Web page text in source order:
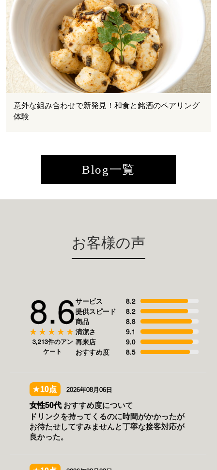
意外な組み合わせで新発見！和食と銘酒のペアリング
体験
Blog一覧
お客様の声